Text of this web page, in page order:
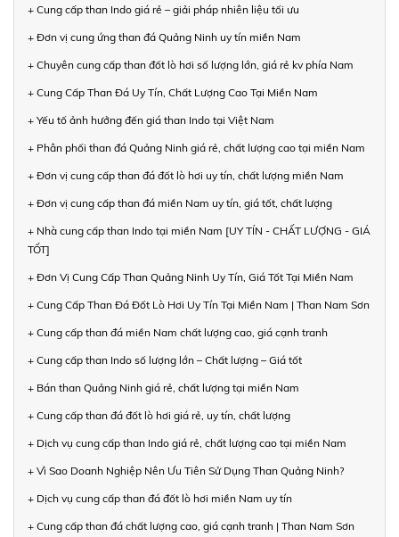
+ Cung cấp than Indo giá rẻ – giải pháp nhiên liệu tối ưu
+ Đơn vị cung ứng than đá Quảng Ninh uy tín miền Nam
+ Chuyên cung cấp than đốt lò hơi số lượng lớn, giá rẻ kv phía Nam
+ Cung Cấp Than Đá Uy Tín, Chất Lượng Cao Tại Miền Nam
+ Yếu tố ảnh hưởng đến giá than Indo tại Việt Nam
+ Phân phối than đá Quảng Ninh giá rẻ, chất lượng cao tại miền Nam
+ Đơn vị cung cấp than đá đốt lò hơi uy tín, chất lượng miền Nam
+ Đơn vị cung cấp than đá miền Nam uy tín, giá tốt, chất lượng
+ Nhà cung cấp than Indo tại miền Nam [UY TÍN - CHẤT LƯỢNG - GIÁ
TỐT]
+ Đơn Vị Cung Cấp Than Quảng Ninh Uy Tín, Giá Tốt Tại Miền Nam
+ Cung Cấp Than Đá Đốt Lò Hơi Uy Tín Tại Miền Nam | Than Nam Sơn
+ Cung cấp than đá miền Nam chất lượng cao, giá cạnh tranh
+ Cung cấp than Indo số lượng lớn – Chất lượng – Giá tốt
+ Bán than Quảng Ninh giá rẻ, chất lượng tại miền Nam
+ Cung cấp than đá đốt lò hơi giá rẻ, uy tín, chất lượng
+ Dịch vụ cung cấp than Indo giá rẻ, chất lượng cao tại miền Nam
+ Vì Sao Doanh Nghiệp Nên Ưu Tiên Sử Dụng Than Quảng Ninh?
+ Dịch vụ cung cấp than đá đốt lò hơi miền Nam uy tín
+ Cung cấp than đá chất lượng cao, giá cạnh tranh | Than Nam Sơn